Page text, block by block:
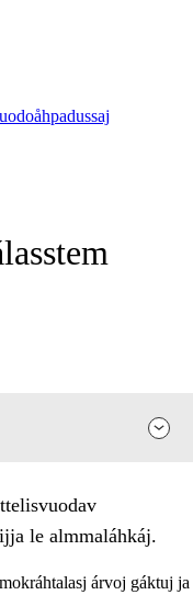
le almmaláhkáj.
árvoj gáktuj ja